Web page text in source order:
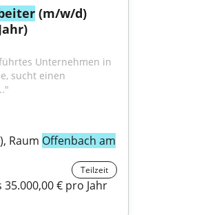
(m/w/d)
Unternehmen in
Raum Offenbach am
Teilzeit
€ pro Jahr